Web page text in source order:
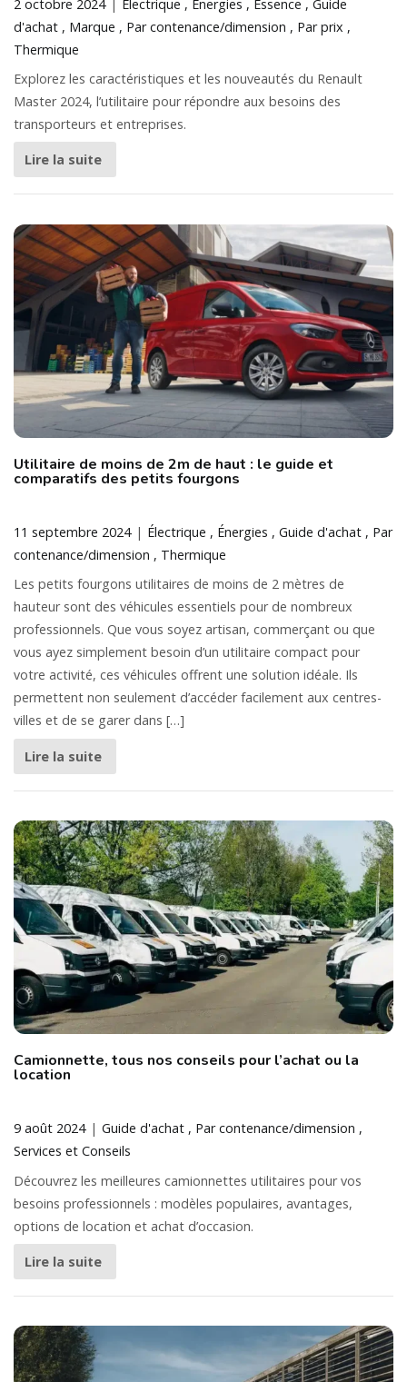
2 octobre 2024 Électrique Énergies Essence
Guide
d'achat
Marque Par contenance/dimension
Par prix
Thermique
Explorez les caractéristiques et les nouveautés du Renault
Master 2024, l’utilitaire pour répondre aux besoins des
transporteurs et entreprises.
Lire la suite
Utilitaire de moins de 2m de haut : le guide et
comparatifs des petits fourgons
11 septembre 2024 Électrique Énergies Guide d'achat
Par
contenance/dimension
Thermique
Les petits fourgons utilitaires de moins de 2 mètres de
hauteur sont des véhicules essentiels pour de nombreux
professionnels. Que vous soyez artisan, commerçant ou que
vous ayez simplement besoin d’un utilitaire compact pour
votre activité, ces véhicules offrent une solution idéale. Ils
permettent non seulement d’accéder facilement aux centres-
villes et de se garer dans […]
Lire la suite
Camionnette, tous nos conseils pour l’achat ou la
location
9 août 2024 Guide d'achat
Par contenance/dimension
Services et Conseils
Découvrez les meilleures camionnettes utilitaires pour vos
besoins professionnels : modèles populaires, avantages,
options de location et achat d’occasion.
Lire la suite